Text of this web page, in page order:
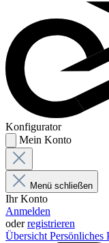
Konfigurator
Mein Konto
Menü schließen
Ihr Konto
Anmelden
oderregistrieren
Übersicht Persönliches